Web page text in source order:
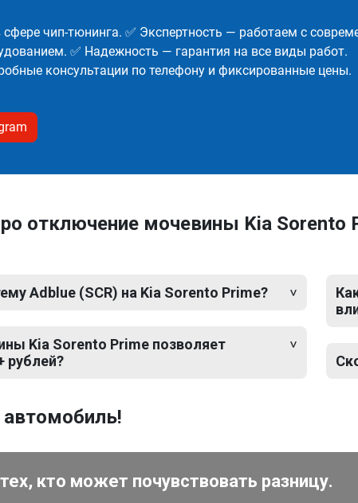
чип-тюнинга. ✅ Экспертность — работаем с
✅ Надежность — гарантия на все виды работ.
консультации по телефону и фиксированные цены.
отключение мочевины Kia Sorento
Adblue (SCR) на Kia Sorento Prime?
Kia Sorento Prime позволяет
рублей?
кто может почувствовать разницу.